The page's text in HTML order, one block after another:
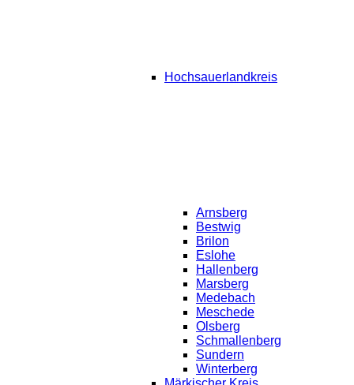
Hochsauerlandkreis
Arnsberg
Bestwig
Brilon
Eslohe
Hallenberg
Marsberg
Medebach
Meschede
Olsberg
Schmallenberg
Sundern
Winterberg